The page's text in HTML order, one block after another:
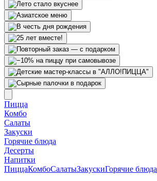
Пицца
Комбо
Салаты
Закуски
Горячие блюда
Десерты
Напитки
ПиццаКомбоСалатыЗакускиГорячие блюда